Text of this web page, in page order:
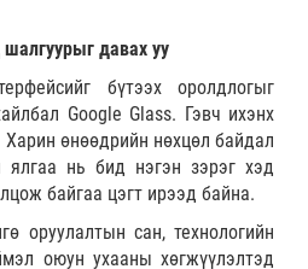
давах уу
бүтээх оролдлогыг
Google Glass. Гэвч ихэнх
өнөөдрийн нөхцөл байдал
нь бид нэгэн зэрэг хэд
байгаа цэгт ирээд байна.
оруулалтын сан, технологийн
оюун ухааны хөгжүүлэлтэд